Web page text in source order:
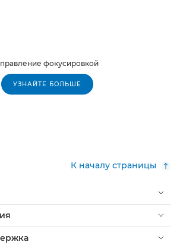
фокусировкой
УЗНАЙТЕ БОЛЬШЕ
К началу страницы